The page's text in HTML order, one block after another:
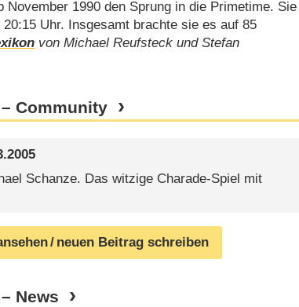
November 1990 den Sprung in die Primetime. Sie
Uhr. Insgesamt brachte sie es auf 85
von Michael Reufsteck und Stefan
Community
Schanze. Das witzige Charade-Spiel mit
/ neuen Beitrag schreiben
News